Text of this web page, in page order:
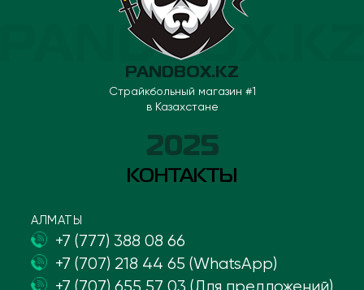
PANDBOX.KZ
Страйкбольный магазин #1
в Казахстане
2025
КОНТАКТЫ
АЛМАТЫ
+7 (777) 388 08 66
+7 (707) 218 44 65 (WhatsApp)